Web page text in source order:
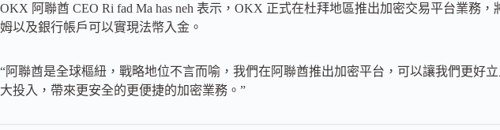
OKX 阿聯酋 CEO Ri fad Ma has neh 表示，OKX 正式在杜拜地區推出加密交易平台業務
姆以及銀行帳戶可以實現法幣入金。
“阿聯酋是全球樞紐，戰略地位不言而喻，我們在阿聯酋推出加密平台，可以讓我們更好
大投入，帶來更安全的更便捷的加密業務。”